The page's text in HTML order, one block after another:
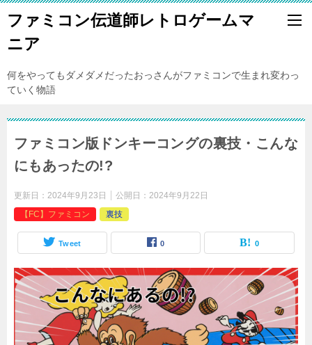
ファミコン伝道師レトロゲームマ
ニア
何をやってもダメダメだったおっさんがファミコンで生まれ変わっ
ていく物語
ファミコン版ドンキーコングの裏技・こんな
にもあったの!?
更新日： 2024年9月23日 公開日： 2024年9月22日
【FC】ファミコン
裏技
Tweet 0 0